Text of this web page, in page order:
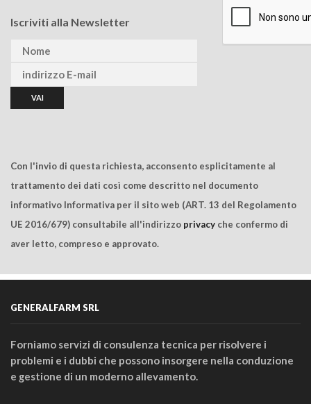
Iscriviti alla Newsletter
Con l'invio di questa richiesta, acconsento esplicitamente al
trattamento dei dati così come descritto nel documento
informativo Informativa per il sito web (ART. 13 del Regolamento
UE 2016/679) consultabile all'indirizzo privacy che confermo di
aver letto, compreso e approvato.
GENERALFARM SRL
Forniamo servizi di consulenza tecnica per risolvere i
problemi e i dubbi che possono insorgere nella conduzione
e gestione di un moderno allevamento.